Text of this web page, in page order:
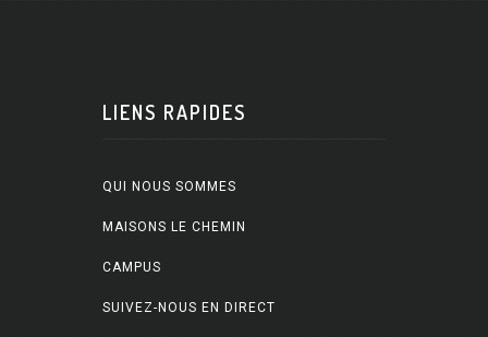
LIENS RAPIDES
QUI NOUS SOMMES
MAISONS LE CHEMIN
CAMPUS
SUIVEZ-NOUS EN DIRECT